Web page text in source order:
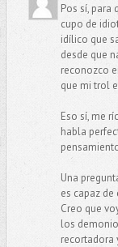
Pos sí, para
cupo de
idílico que
desde que
reconozco
que mi trol
Eso sí, me
habla
Una
es capaz
Creo que
los
recortadora